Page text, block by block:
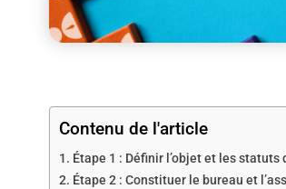
Contenu de l'article
Étape 1 : Définir l’objet et les statuts
Étape 2 : Constituer le bureau et